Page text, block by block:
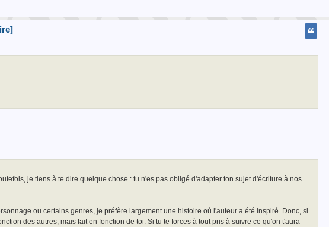
je tiens à te dire quelque chose : tu n'es pas obligé d'adapter ton sujet d'écriture à nos
ou certains genres, je préfère largement une histoire où l'auteur a été inspiré. Donc, si
des autres, mais fait en fonction de toi. Si tu te forces à tout pris à suivre ce qu'on t'aura